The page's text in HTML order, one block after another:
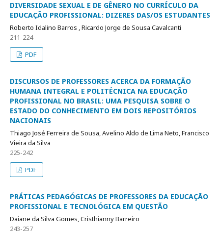
DIVERSIDADE SEXUAL E DE GÊNERO NO CURRÍCULO DA
EDUCAÇÃO PROFISSIONAL: DIZERES DAS/OS ESTUDANTES
Roberto Idalino Barros , Ricardo Jorge de Sousa Cavalcanti
211-224
PDF
DISCURSOS DE PROFESSORES ACERCA DA FORMAÇÃO
HUMANA INTEGRAL E POLITÉCNICA NA EDUCAÇÃO
PROFISSIONAL NO BRASIL: UMA PESQUISA SOBRE O
ESTADO DO CONHECIMENTO EM DOIS REPOSITÓRIOS
NACIONAIS
Thiago José Ferreira de Sousa, Avelino Aldo de Lima Neto, Francisco
Vieira da Silva
225-242
PDF
PRÁTICAS PEDAGÓGICAS DE PROFESSORES DA EDUCAÇÃO
PROFISSIONAL E TECNOLÓGICA EM QUESTÃO
Daiane da Silva Gomes, Cristhianny Barreiro
243-257